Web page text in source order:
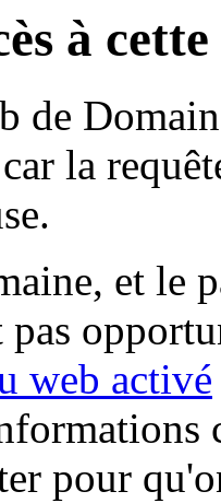
à
de
la
et le
pas
web activé
pour